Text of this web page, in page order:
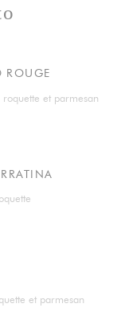
ROUGE
et parmesan
et parmesan